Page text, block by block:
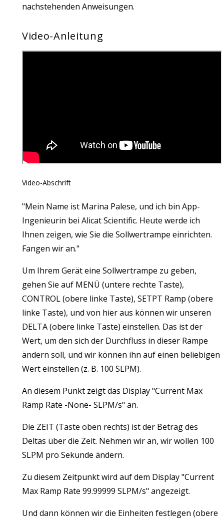
nachstehenden Anweisungen.
Video-Anleitung
Video-Abschrift
"Mein Name ist Marina Palese, und ich bin App-
Ingenieurin bei Alicat Scientific. Heute werde ich
Ihnen zeigen, wie Sie die Sollwertrampe einrichten.
Fangen wir an."
Um Ihrem Gerät eine Sollwertrampe zu geben,
gehen Sie auf MENÜ (untere rechte Taste),
CONTROL (obere linke Taste), SETPT Ramp (obere
linke Taste), und von hier aus können wir unseren
DELTA (obere linke Taste) einstellen. Das ist der
Wert, um den sich der Durchfluss in dieser Rampe
ändern soll, und wir können ihn auf einen beliebigen
Wert einstellen (z. B. 100 SLPM).
An diesem Punkt zeigt das Display "Current Max
Ramp Rate -None- SLPM/s" an.
Die ZEIT (Taste oben rechts) ist der Betrag des
Deltas über die Zeit. Nehmen wir an, wir wollen 100
SLPM pro Sekunde ändern.
Zu diesem Zeitpunkt wird auf dem Display "Current
Max Ramp Rate 99.99999 SLPM/s" angezeigt.
Und dann können wir die Einheiten festlegen (obere